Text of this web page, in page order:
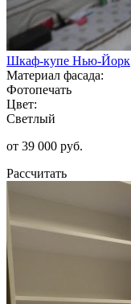
Шкаф-купе Нью-Йорк
Материал фасада:
Фотопечать
Цвет:
Светлый
от 39 000 руб.
Рассчитать